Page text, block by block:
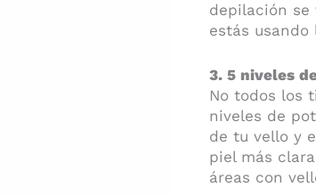
depilación se
estás usando
3. 5 niveles
No todos los
niveles de
de tu vello y
piel más
áreas con